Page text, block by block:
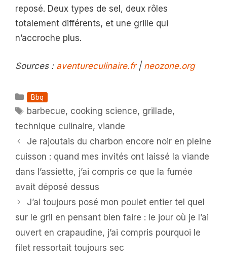
reposé. Deux types de sel, deux rôles
totalement différents, et une grille qui
n’accroche plus.
Sources : aventureculinaire.fr| neozone.org
Catégories
Bbq
Étiquettes
barbecue, cooking science, grillade,
technique culinaire, viande
Je rajoutais du charbon encore noir en pleine
cuisson : quand mes invités ont laissé la viande
dans l’assiette, j’ai compris ce que la fumée
avait déposé dessus
J’ai toujours posé mon poulet entier tel quel
sur le gril en pensant bien faire : le jour où je l’ai
ouvert en crapaudine, j’ai compris pourquoi le
filet ressortait toujours sec